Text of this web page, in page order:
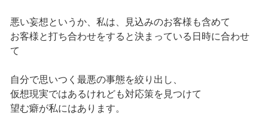
悪い妄想というか、私は、見込みのお客様も含めて
お客様と打ち合わせをすると決まっている日時に合わせ
て
自分で思いつく最悪の事態を絞り出し、
仮想現実ではあるけれども対応策を見つけて
望む癖が私にはあります。